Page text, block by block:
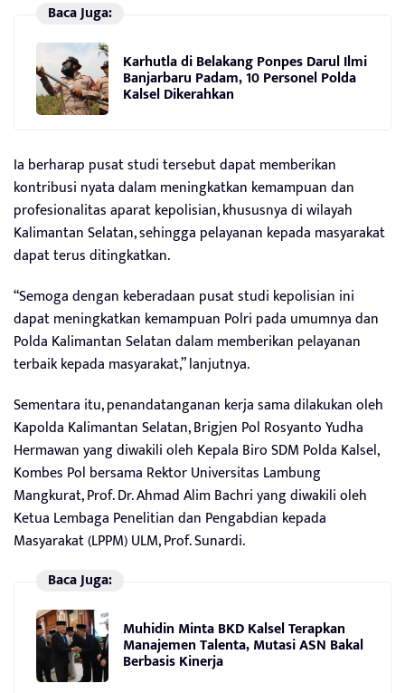
Baca Juga:
Karhutla di Belakang Ponpes Darul Ilmi
Banjarbaru Padam, 10 Personel Polda
Kalsel Dikerahkan
Ia berharap pusat studi tersebut dapat memberikan
kontribusi nyata dalam meningkatkan kemampuan dan
profesionalitas aparat kepolisian, khususnya di wilayah
Kalimantan Selatan, sehingga pelayanan kepada masyarakat
dapat terus ditingkatkan.
“Semoga dengan keberadaan pusat studi kepolisian ini
dapat meningkatkan kemampuan Polri pada umumnya dan
Polda Kalimantan Selatan dalam memberikan pelayanan
terbaik kepada masyarakat,” lanjutnya.
Sementara itu, penandatanganan kerja sama dilakukan oleh
Kapolda Kalimantan Selatan, Brigjen Pol Rosyanto Yudha
Hermawan yang diwakili oleh Kepala Biro SDM Polda Kalsel,
Kombes Pol bersama Rektor Universitas Lambung
Mangkurat, Prof. Dr. Ahmad Alim Bachri yang diwakili oleh
Ketua Lembaga Penelitian dan Pengabdian kepada
Masyarakat (LPPM) ULM, Prof. Sunardi.
Baca Juga:
Muhidin Minta BKD Kalsel Terapkan
Manajemen Talenta, Mutasi ASN Bakal
Berbasis Kinerja